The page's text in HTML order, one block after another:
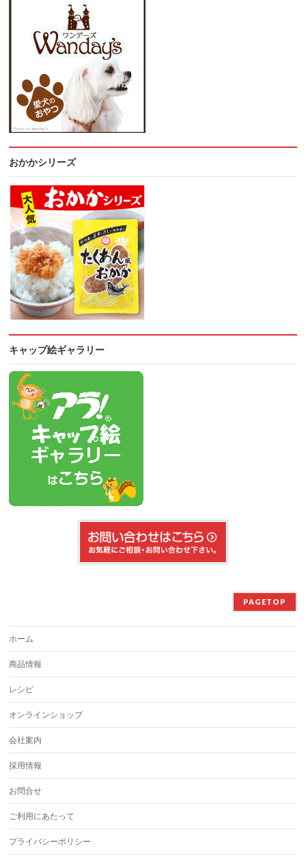
おかかシリーズ
キャップ絵ギャラリー
PAGETOP
ホーム
商品情報
レシピ
オンラインショップ
会社案内
採用情報
お問合せ
ご利用にあたって
プライバシーポリシー